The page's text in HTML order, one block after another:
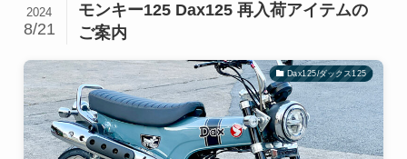
モンキー125 Dax125 再入荷アイテムの
ご案内
2024
8/21
Dax125/ダックス125